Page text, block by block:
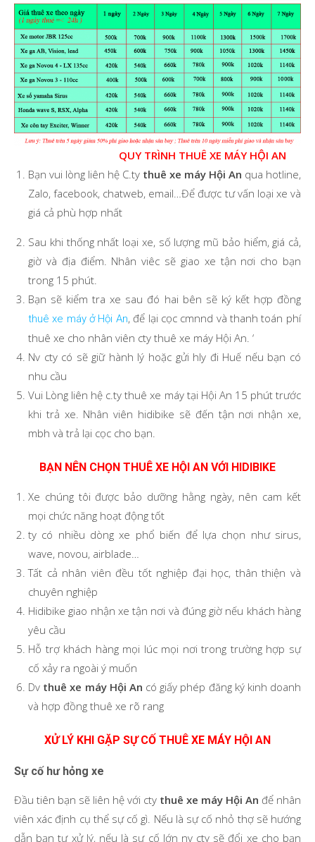
QUY TRÌNH THUÊ XE MÁY HỘI AN
Bạn vui lòng liên hệ C.ty thuê xe máy Hội An qua hotline,
Zalo, facebook, chatweb, email…Để được tư vấn loại xe và
giá cả phù hợp nhất
Sau khi thống nhất loại xe, số lượng mũ bảo hiểm, giá cả,
giờ và địa điểm. Nhân viêc sẽ giao xe tận nơi cho bạn
trong 15 phút.
Bạn sẽ kiểm tra xe sau đó hai bên sẽ ký kết hợp đồng
thuê xe máy ở Hội An, để lại cọc cmnnd và thanh toán phí
thuê xe cho nhân viên cty thuê xe máy Hội An. ‘
Nv cty có sẽ giữ hành lý hoặc gửi hly đi Huế nếu bạn có
nhu cầu
Vui Lòng liên hệ c.ty thuê xe máy tại Hội An 15 phút trước
khi trả xe. Nhân viên hidibike sẽ đến tận nơi nhận xe,
mbh và trả lại cọc cho bạn.
BẠN NÊN CHỌN THUÊ XE HỘI AN VỚI HIDIBIKE
Xe chúng tôi được bảo dưỡng hằng ngày, nên cam kết
mọi chức năng hoạt động tốt
ty có nhiều dòng xe phổ biến để lựa chọn như sirus,
wave, novou, airblade…
Tất cả nhân viên đều tốt nghiệp đại học, thân thiện và
chuyên nghiệp
Hidibike giao nhận xe tận nơi và đúng giờ nếu khách hàng
yêu cầu
Hỗ trợ khách hàng mọi lúc mọi nơi trong trường hợp sự
cố xảy ra ngoài ý muốn
Dv thuê xe máy Hội An có giấy phép đăng ký kinh doanh
và hợp đồng thuê xe rõ rang
XỬ LÝ KHI GẶP SỰ CỐ THUÊ XE MÁY HỘI AN
Sự cố hư hỏng xe
Đầu tiên bạn sẽ liên hệ với cty thuê xe máy Hội An để nhân
viên xác định cụ thể sự cố gì. Nếu là sự cố nhỏ thợ sẽ hướng
dẫn bạn tự xử lý, nếu là sự cố lớn nv cty sẽ đổi xe cho bạn